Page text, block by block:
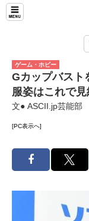
ゲーム・ホビー
Gカップバスト
服姿はこれで
文● ASCII.jp芸能部
[PC表示へ]